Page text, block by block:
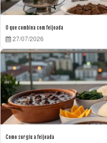
O que combina com feijoada
27/07/2026
Como surgiu a feijoada